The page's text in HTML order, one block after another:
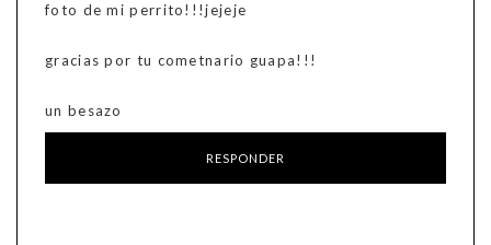
foto de mi perrito!!!jejeje
gracias por tu cometnario guapa!!!
un besazo
RESPONDER